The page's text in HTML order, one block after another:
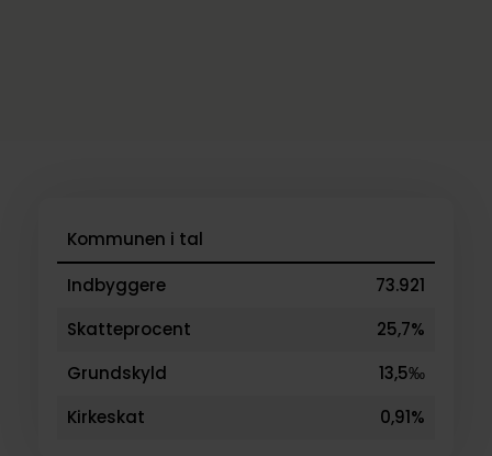
Kommunen i tal
Indbyggere
73.921
Skatteprocent
25,7%
Grundskyld
13,5‰
Kirkeskat
0,91%